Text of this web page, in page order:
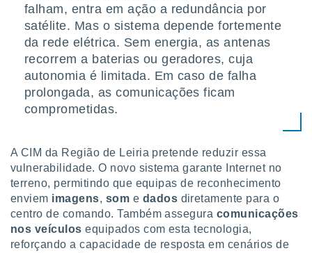
falham, entra em ação a redundância por
satélite. Mas o sistema depende fortemente
da rede elétrica. Sem energia, as antenas
recorrem a baterias ou geradores, cuja
autonomia é limitada. Em caso de falha
prolongada, as comunicações ficam
comprometidas.
A CIM da Região de Leiria pretende reduzir essa
vulnerabilidade. O novo sistema garante Internet no
terreno, permitindo que equipas de reconhecimento
enviem imagens, som e dados diretamente para o
centro de comando. Também assegura comunicações
nos veículos equipados com esta tecnologia,
reforçando a capacidade de resposta em cenários de